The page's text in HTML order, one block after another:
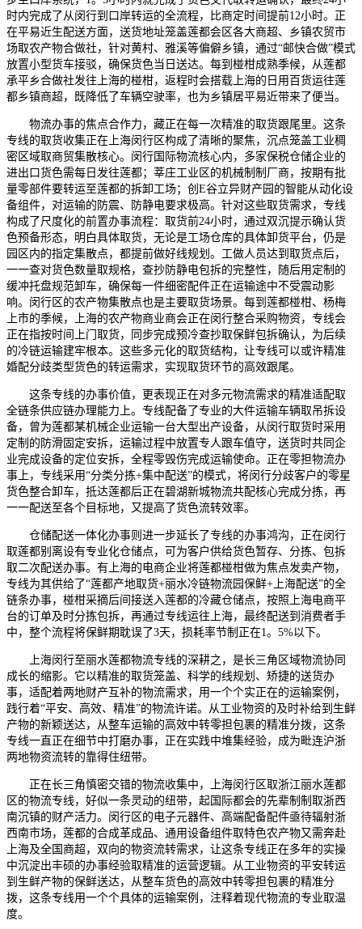
时内完成了从闵行到口岸转运的全流程，比商定时间提前12小时。正
在平易近生配送方面，送货地址笼盖莲都会区各大商超、乡镇农贸市
场取农产物合做社，针对黄村、雅溪等偏僻乡镇，通过“邮快合做”模式
放置小型货车接驳，确保货色当日送达。每到椪柑成熟季候，从莲都
承平乡合做社发往上海的椪柑，返程时会搭载上海的日用百货运往莲
都乡镇商超，既降低了车辆空驶率，也为乡镇居平易近带来了便当。
物流办事的焦点合作力，藏正在每一次精准的取货跟尾里。这条
专线的取货收集正在上海闵行区构成了清晰的聚焦，沉点笼盖工业稠
密区域取商贸集散核心。闵行国际物流核心内，多家保税仓储企业的
进出口货色需每日发往莲都；莘庄工业区的机械制制厂商，按期有批
量零部件要转运至莲都的拆卸工场；创E谷立异财产园的智能从动化设
备组件，对运输的防震、防静电要求极高。针对这些取货需求，专线
构成了尺度化的前置办事流程：取货前24小时，通过双沉提示确认货
色预备形态，明白具体取货，无论是工场仓库的具体卸货平台，仍是
园区内的指定集散点，都提前做好线规划。工做人员达到取货点后，
一一查对货色数量取规格，查抄防静电包拆的完整性，随后用定制的
缓冲托盘规范卸车，确保每一件细密配件正在运输途中不受震动影
响。闵行区的农产物集散点也是主要取货场景。每到莲都椪柑、杨梅
上市的季候，上海的农产物商业商会正在闵行整合采购物资，专线会
正在指按时间上门取货，同步完成预冷查抄取保鲜包拆确认，为后续
的冷链运输建牢根本。这些多元化的取货结构，让专线可以或许精准
婚配分歧类型货色的转运需求，实现取货环节的高效跟尾。
这条专线的办事价值，更表现正在对多元物流需求的精准适配取
全链条供应链办理能力上。专线配备了专业的大件运输车辆取吊拆设
备，曾为莲都某机械企业运输一台大型出产设备，从闵行取货时采用
定制的防滑固定安拆，运输过程中放置专人跟车值守，送货时共同企
业完成设备的定位安拆，全程零毁伤完成运输使命。正在零担物流办
事上，专线采用“分类分拣+集中配送”的模式，将闵行分歧客户的零星
货色整合卸车，抵达莲都后正在碧湖新城物流共配核心完成分拣，再
一一配送至各个目标地，又提高了货色流转效率。
仓储配送一体化办事则进一步延长了专线的办事鸿沟，正在闵行
取莲都别离设有专业化仓储点，可为客户供给货色暂存、分拣、包拆
取二次配送办事。有上海的电商企业将莲都椪柑做为焦点发卖产物，
专线为其供给了“莲都产地取货+丽水冷链物流园保鲜+上海配送”的全
链条办事，椪柑采摘后间接送入莲都的冷藏仓储点，按照上海电商平
台的订单及时分拣包拆，再通过专线运往上海，最终配送到消费者手
中，整个流程将保鲜期耽误了3天，损耗率节制正在1。5%以下。
上海闵行至丽水莲都物流专线的深耕之，是长三角区域物流协同
成长的缩影。它以精准的取货笼盖、科学的线规划、矫捷的送货办
事，适配着两地财产互补的物流需求，用一个个实正在的运输案例，
践行着“平安、高效、精准”的物流许诺。从工业物资的及时补给到生鲜
产物的新颖送达，从整车运输的高效中转零担包裹的精准分拨，这条
专线一直正在细节中打磨办事，正在实践中堆集经验，成为毗连沪浙
两地物资流转的靠得住纽带。
正在长三角慎密交错的物流收集中，上海闵行区取浙江丽水莲都
区的物流专线，好似一条灵动的纽带，起国际都会的先辈制制取浙西
南沉镇的财产活力。闵行区的电子元器件、高端配备配件亟待辐射浙
西南市场，莲都的合成革成品、通用设备组件取特色农产物又需奔赴
上海及全国商超，双向的物资流转需求，让这条专线正在多年的实操
中沉淀出丰硕的办事经验取精准的运营逻辑。从工业物资的平安转运
到生鲜产物的保鲜送达，从整车货色的高效中转零担包裹的精准分
拨，这条专线用一个个具体的运输案例，注释着现代物流的专业取温
度。